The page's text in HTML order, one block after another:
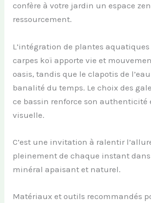
confère à votre jardin un espace
ressourcement.
L’intégration de plantes
carpes koï apporte vie et
oasis, tandis que le clapotis de
banalité du temps. Le choix des
ce bassin renforce son authenticité
visuelle.
C’est une invitation à ralentir
pleinement de chaque instant
minéral apaisant et naturel.
Matériaux et outils recommandés